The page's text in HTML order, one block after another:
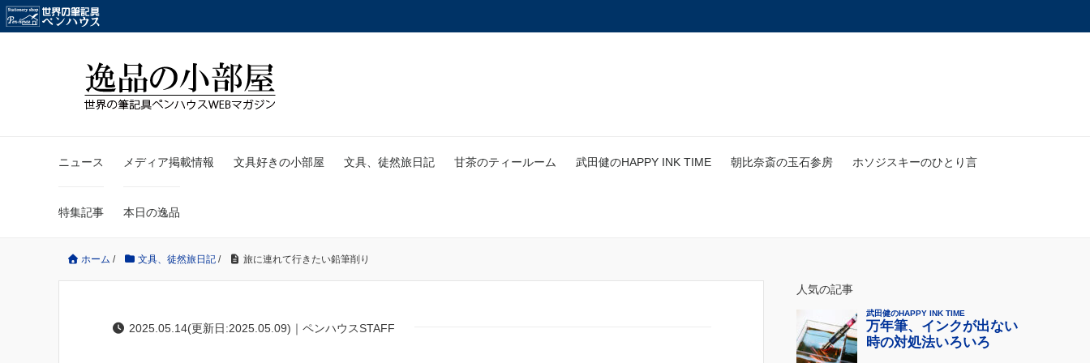
ニュース メディア掲載情報 文具好きの小部屋 文具、徒然旅日記 甘茶のティールーム 武田健のHAPPY INK TIME 朝比奈斎の玉石参房 ホソジスキーのひとり言
特集記事 本日の逸品
ホーム / 文具、徒然旅日記 / 旅に連れて行きたい鉛筆削り
2025.05.14(更新日:2025.05.09)｜ペンハウスSTAFF
人気の記事